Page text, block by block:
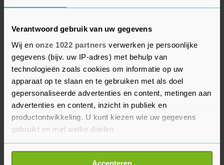
Verantwoord gebruik van uw gegevens
Wij en onze 1022 partners verwerken je persoonlijke
gegevens (bijv. uw IP-adres) met behulp van
technologieën zoals cookies om informatie op uw
apparaat op te slaan en te gebruiken met als doel
gepersonaliseerde advertenties en content, metingen aan
advertenties en content, inzicht in publiek en
productontwikkeling. U kunt kiezen wie uw gegevens
gebruikt en met welke doelen.
Als u het toestaat, willen we ook graag: